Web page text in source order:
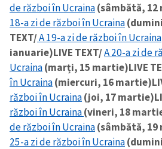
de război în Ucraina(sâmbătă,
18-a zi de război în Ucraina
TEXT/A 19-a zi de război în Ucraina
ianuarie)LIVE TEXT/A 20-a zi de
Ucraina(marți, 15 martie)LIVE
în Ucraina(miercuri, 16 martie)
război în Ucraina(joi, 17 martie)
război în Ucraina(vineri, 18
de război în Ucraina(sâmbătă,
25-a zi de război în Ucraina